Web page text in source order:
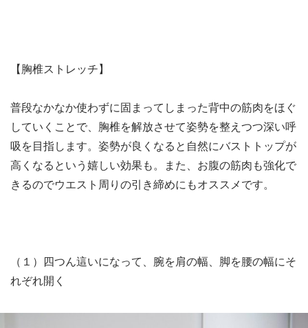
【胸椎ストレッチ】
普段なかなか使わずに固まってしまった背中の筋肉をほぐ
していくことで、胸椎を解放させて姿勢を整えつつ深い呼
吸を目指します。姿勢が良くなると自然にバストトップが
高くなるという嬉しい効果も。また、お腹の筋肉も強化で
きるのでウエスト周りの引き締めにもオススメです。
（１）四つん這いになって、腕を肩の幅、脚を腰の幅にそ
れぞれ開く